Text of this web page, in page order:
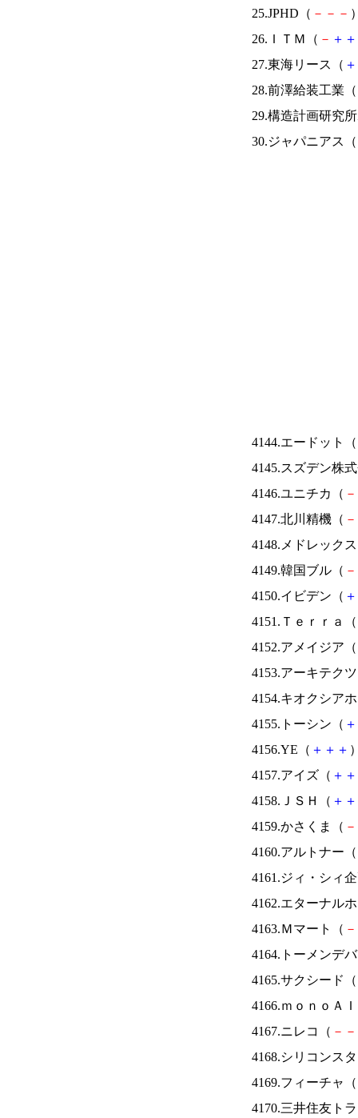
25.JPHD（ － － －
26.ＩＴＭ（ － ＋ ＋
27.東海リース（ ＋
28.前澤給装工業（
29.構造計画研究
30.ジャパニアス（
4144.エードット（
4145.スズデン株
4146.ユニチカ（ －
4147.北川精機（ －
4148.メドレック
4149.韓国ブル（ －
4150.イビデン（ ＋
4151.Ｔｅｒｒａ（
4152.アメイジア（
4153.アーキテク
4154.キオクシア
4155.トーシン（ ＋
4156.YE（ ＋ ＋ ＋
4157.アイズ（ ＋ ＋
4158.ＪＳＨ（ ＋ ＋
4159.かさくま（ －
4160.アルトナー（
4161.ジィ・シィ
4162.エターナル
4163.Ｍマート（ －
4164.トーメンデ
4165.サクシード（
4166.ｍｏｎｏＡ
4167.ニレコ（ － －
4168.シリコンス
4169.フィーチャ（
4170.三井住友ト